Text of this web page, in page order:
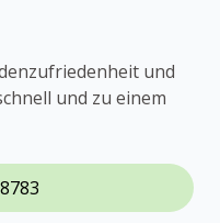
und
und zu einem